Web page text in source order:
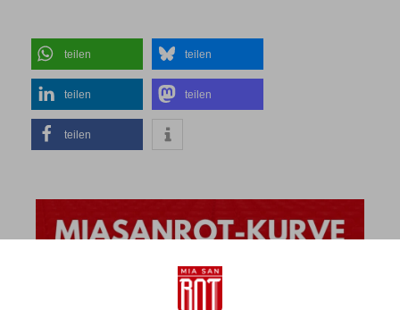
teilen teilen
teilen teilen
teilen